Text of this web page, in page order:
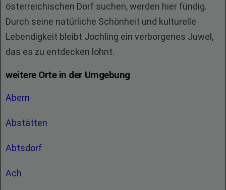
österreichischen Dorf suchen, werden hier fündig.
Durch seine natürliche Schönheit und kulturelle
Lebendigkeit bleibt Jochling ein verborgenes Juwel,
das es zu entdecken lohnt.
weitere Orte in der Umgebung
Abern
Abstätten
Abtsdorf
Ach